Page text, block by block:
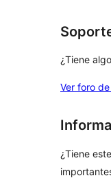
¿Tiene
Ver foro
¿Tiene